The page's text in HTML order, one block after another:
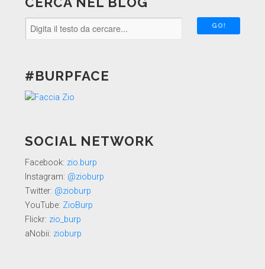
#BURPFACE
SOCIAL NETWORK
Facebook: zio.burp
Instagram: @zioburp
Twitter: @zioburp
YouTube: ZioBurp
Flickr: zio_burp
aNobii: zioburp